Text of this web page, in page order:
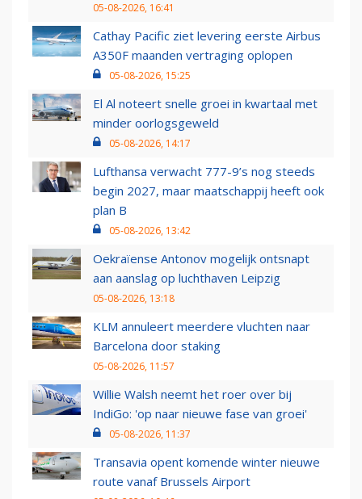
05-08-2026, 16:41
Cathay Pacific ziet levering eerste Airbus
A350F maanden vertraging oplopen
05-08-2026, 15:25
El Al noteert snelle groei in kwartaal met
minder oorlogsgeweld
05-08-2026, 14:17
Lufthansa verwacht 777-9’s nog steeds
begin 2027, maar maatschappij heeft ook
plan B
05-08-2026, 13:42
Oekraïense Antonov mogelijk ontsnapt
aan aanslag op luchthaven Leipzig
05-08-2026, 13:18
KLM annuleert meerdere vluchten naar
Barcelona door staking
05-08-2026, 11:57
Willie Walsh neemt het roer over bij
IndiGo: 'op naar nieuwe fase van groei'
05-08-2026, 11:37
Transavia opent komende winter nieuwe
route vanaf Brussels Airport